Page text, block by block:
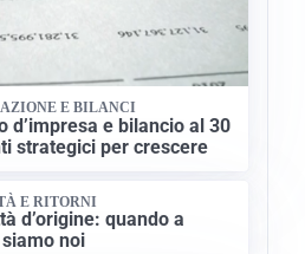
E BILANCI
d’impresa e bilancio al 30
strategici per crescere
E RITORNI
d’origine: quando a
noi